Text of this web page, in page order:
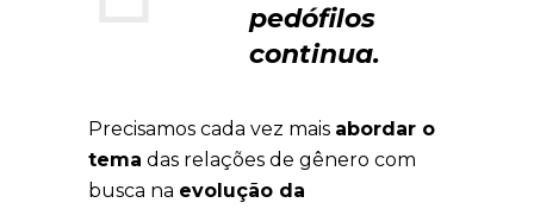
pedófilos
continua.
Precisamos cada vez mais abordar o
tema das relações de gênero com
busca na evolução da